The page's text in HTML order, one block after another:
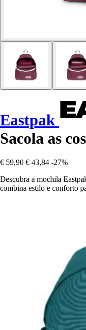
Eastpak
Sacola as
€ 59,90 € 43,84 -27%
Descubra a mochila
combina estilo e conforto